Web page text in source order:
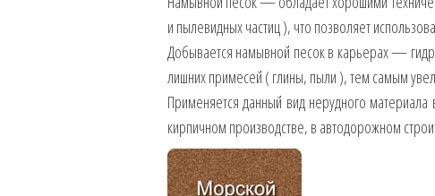
и пылевидных частиц ), что позволяет
Добывается намывной песок в карьерах —
лишних примесей ( глины, пыли ), тем самым
Применяется данный вид нерудного
кирпичном производстве, в автодорожном